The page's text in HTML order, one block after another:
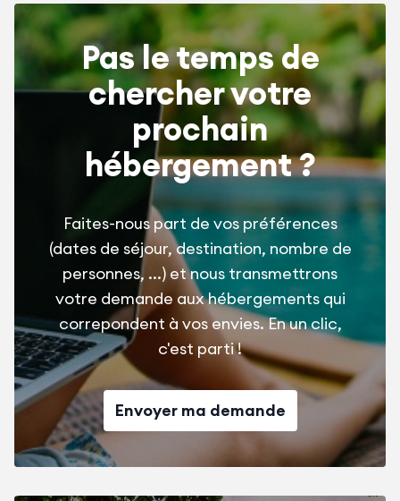
Pas le temps de
chercher votre
prochain
hébergement ?
Faites-nous part de vos préférences
(dates de séjour, destination, nombre de
personnes, ...) et nous transmettrons
votre demande aux hébergements qui
correpondent à vos envies. En un clic,
c'est parti !
Envoyer ma demande